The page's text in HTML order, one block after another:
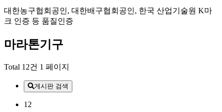
대한농구협회공인, 대한배구협회공인, 한국 산업기술원 K마
크 인증 등 품질인증
마라톤기구
Total 12건 1 페이지
게시판 검색
12